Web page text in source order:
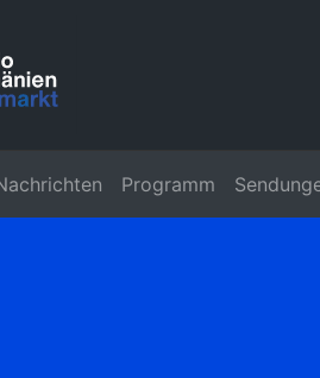
Programm